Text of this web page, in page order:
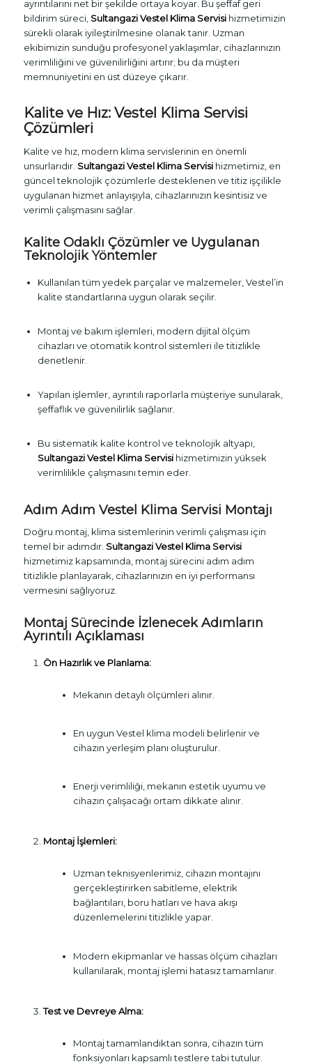
ayrıntılarını net bir şekilde ortaya koyar. Bu şeffaf geri
bildirim süreci, Sultangazi Vestel Klima Servisihizmetimizin
sürekli olarak iyileştirilmesine olanak tanır. Uzman
ekibimizin sunduğu profesyonel yaklaşımlar, cihazlarınızın
verimliliğini ve güvenilirliğini artırır; bu da müşteri
memnuniyetini en üst düzeye çıkarır.
Kalite ve Hız: Vestel Klima Servisi
Çözümleri
Kalite ve hız, modern klima servislerinin en önemli
unsurlarıdır. Sultangazi Vestel Klima Servisihizmetimiz, en
güncel teknolojik çözümlerle desteklenen ve titiz işçilikle
uygulanan hizmet anlayışıyla, cihazlarınızın kesintisiz ve
verimli çalışmasını sağlar.
Kalite Odaklı Çözümler ve Uygulanan
Teknolojik Yöntemler
Kullanılan tüm yedek parçalar ve malzemeler, Vestel’in
kalite standartlarına uygun olarak seçilir.
Montaj ve bakım işlemleri, modern dijital ölçüm
cihazları ve otomatik kontrol sistemleri ile titizlikle
denetlenir.
Yapılan işlemler, ayrıntılı raporlarla müşteriye sunularak,
şeffaflık ve güvenilirlik sağlanır.
Bu sistematik kalite kontrol ve teknolojik altyapı,
Sultangazi Vestel Klima Servisihizmetimizin yüksek
verimlilikle çalışmasını temin eder.
Adım Adım Vestel Klima Servisi Montajı
Doğru montaj, klima sistemlerinin verimli çalışması için
temel bir adımdır. Sultangazi Vestel Klima Servisi
hizmetimiz kapsamında, montaj sürecini adım adım
titizlikle planlayarak, cihazlarınızın en iyi performansı
vermesini sağlıyoruz.
Montaj Sürecinde İzlenecek Adımların
Ayrıntılı Açıklaması
Ön Hazırlık ve Planlama:
Mekanın detaylı ölçümleri alınır.
En uygun Vestel klima modeli belirlenir ve
cihazın yerleşim planı oluşturulur.
Enerji verimliliği, mekanın estetik uyumu ve
cihazın çalışacağı ortam dikkate alınır.
Montaj İşlemleri:
Uzman teknisyenlerimiz, cihazın montajını
gerçekleştirirken sabitleme, elektrik
bağlantıları, boru hatları ve hava akışı
düzenlemelerini titizlikle yapar.
Modern ekipmanlar ve hassas ölçüm cihazları
kullanılarak, montaj işlemi hatasız tamamlanır.
Test ve Devreye Alma:
Montaj tamamlandıktan sonra, cihazın tüm
fonksiyonları kapsamlı testlere tabi tutulur.